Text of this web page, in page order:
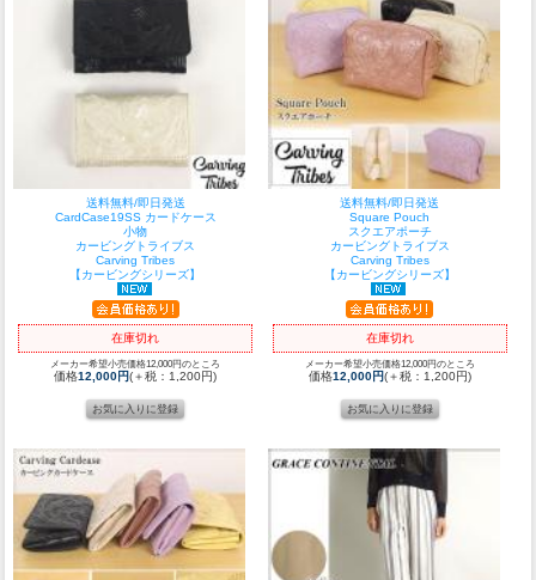
送料無料/即日発送
CardCase19SS カードケース
小物
カービングトライブス
Carving Tribes
【カービングシリーズ】
在庫切れ
メーカー希望小売価格12,000円のところ
価格12,000円(＋税：1,200円)
送料無料/即日発送
Square Pouch
スクエアポーチ
カービングトライブス
Carving Tribes
【カービングシリーズ】
在庫切れ
メーカー希望小売価格12,000円のところ
価格12,000円(＋税：1,200円)